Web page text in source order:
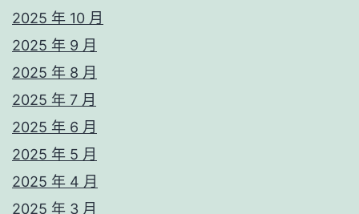
2025 年 10 月
2025 年 9 月
2025 年 8 月
2025 年 7 月
2025 年 6 月
2025 年 5 月
2025 年 4 月
2025 年 3 月